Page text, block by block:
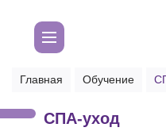
Главная Обучение
СПА-уход